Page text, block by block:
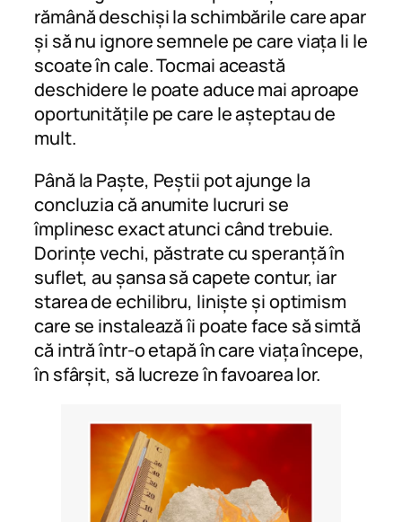
rămână deschiși la schimbările care apar
și să nu ignore semnele pe care viața li le
scoate în cale. Tocmai această
deschidere le poate aduce mai aproape
oportunitățile pe care le așteptau de
mult.
Până la Paște, Peștii pot ajunge la
concluzia că anumite lucruri se
împlinesc exact atunci când trebuie.
Dorințe vechi, păstrate cu speranță în
suflet, au șansa să capete contur, iar
starea de echilibru, liniște și optimism
care se instalează îi poate face să simtă
că intră într-o etapă în care viața începe,
în sfârșit, să lucreze în favoarea lor.